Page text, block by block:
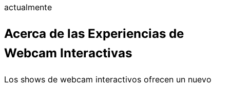
actualmente
Acerca de las Experiencias de
Webcam Interactivas
Los shows de webcam interactivos ofrecen un nuevo